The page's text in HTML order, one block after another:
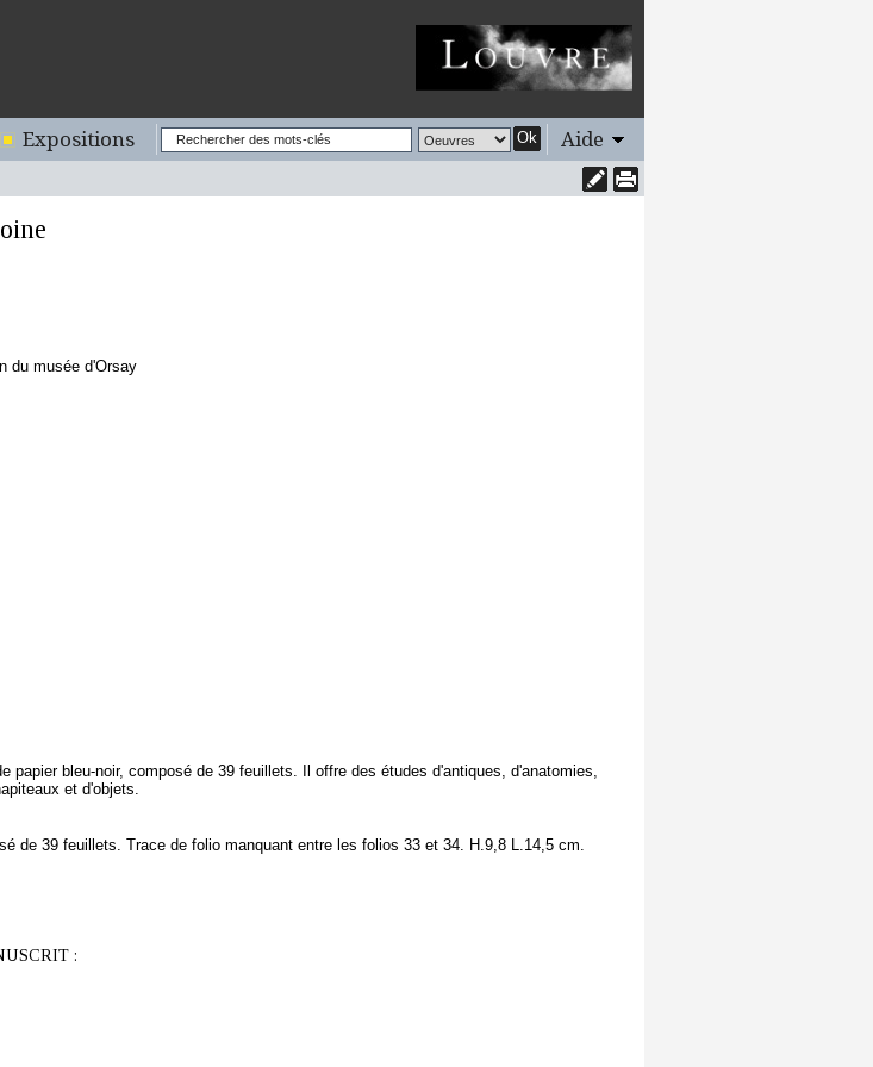
Expositions Ok Aide
du musée d'Orsay
papier bleu-noir, composé de 39 feuillets. Il offre des études d'antiques, d'anatomies,
et d'objets.
de 39 feuillets. Trace de folio manquant entre les folios 33 et 34. H.9,8 L.14,5 cm.
: